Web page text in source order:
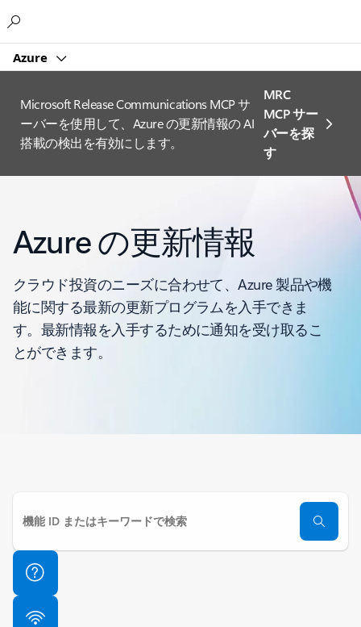
Azure
Microsoft Release Communications MCP サ
ーバーを使用して、Azure の更新情報の AI
搭載の検出を有効にします。
MRC
MCP サー
バーを探
す
Azure の更新情報
クラウド投資のニーズに合わせて、Azure 製品や機
能に関する最新の更新プログラムを入手できま
す。最新情報を入手するために通知を受け取るこ
とができます。